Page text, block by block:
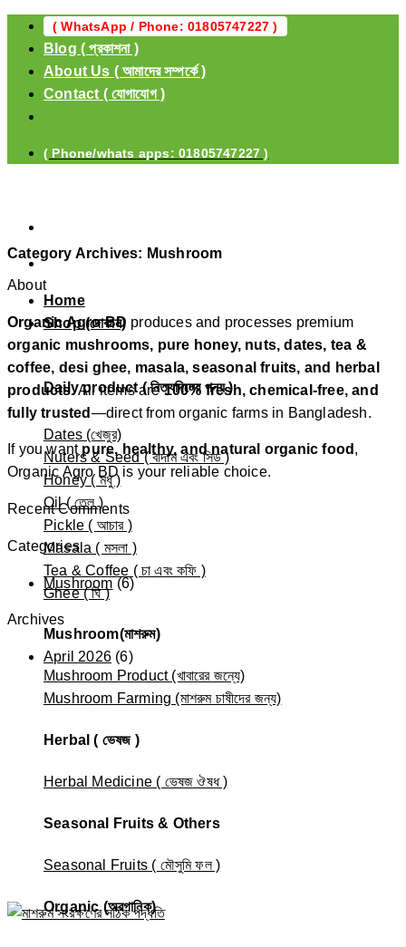
Skip
content
( WhatsApp / Phone: 01805747227 )
Blog ( প্রকাশনা )
About Us ( আমাদের সম্পর্কে )
Contact ( যোগাযোগ )
( Phone/whats apps: 01805747227 )
Home
Shop (দোকান)
Daily product ( নিত্যদিনের পন্য )
Dates (খেজুর)
Nuters & Seed ( বাদাম এবং সিড )
Honey ( মধু )
Oil ( তেল )
Pickle ( আচার )
Masala ( মসলা )
Tea & Coffee ( চা এবং কফি )
Ghee ( ঘি )
Mushroom(মাশরুম)
Mushroom Product (খাবারের জন্যে)
Mushroom Farming (মাশরুম চাষীদের জন্য)
Herbal ( ভেষজ )
Herbal Medicine ( ভেষজ ঔষধ )
Seasonal Fruits & Others
Seasonal Fruits ( মৌসুমি ফল )
Organic (অরগানিক)
Category Archives: Mushroom
About
Organic Agro BD produces and processes premium
organic mushrooms, pure honey, nuts, dates, tea &
coffee, desi ghee, masala, seasonal fruits, and herbal
products. All items are100% fresh, chemical‑free, and
fully trusted —direct from organic farms in Bangladesh.
If you want pure, healthy, and natural organic food ,
Organic Agro BD is your reliable choice.
Recent Comments
Categories
Mushroom (6)
Archives
April 2026 (6)